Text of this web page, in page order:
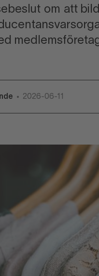
om att
• 2026-06-11